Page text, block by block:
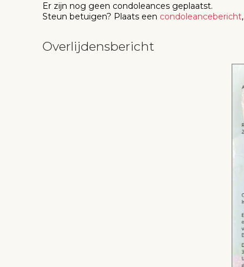
Er zijn nog geen condoleances geplaatst.
Steun betuigen? Plaats een condoleancebericht,
Overlijdensbericht